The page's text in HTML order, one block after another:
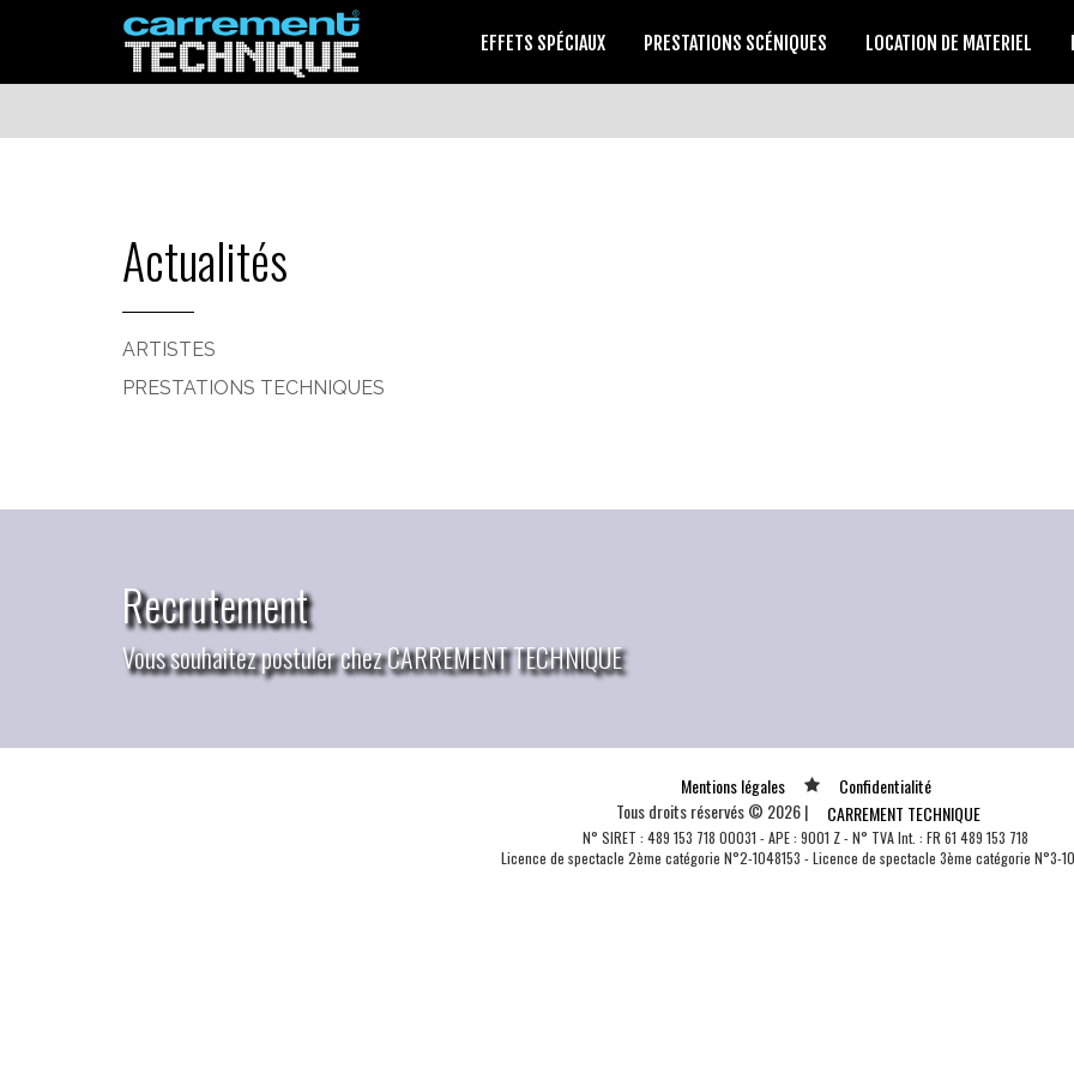
EFFETS SPÉCIAUX PRESTATIONS SCÉNIQUES LOCATION DE MATERIEL
Actualités
ARTISTES
PRESTATIONS TECHNIQUES
Recrutement
Vous souhaitez postuler chez CARREMENT TECHNIQUE
Vous souhaitez plus d'informations sur
Mentions légales
Confidentialité
Tous droits réservés © 2026 |
CARREMENT TECHNIQUE
N° SIRET : 489 153 718 00031 - APE : 9001 Z - N° TVA Int. : FR 61 489 153 718
Licence de spectacle 2ème catégorie N°2-1048153 - Licence de spectacle 3ème catégorie N°3-